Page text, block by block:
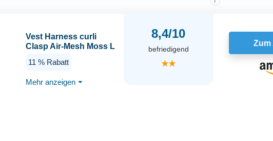
Vest Harness curli
Clasp Air-Mesh Moss L
11 % Rabatt
Mehr anzeigen ⏷
8,4/10
befriedigend
★★
Zum